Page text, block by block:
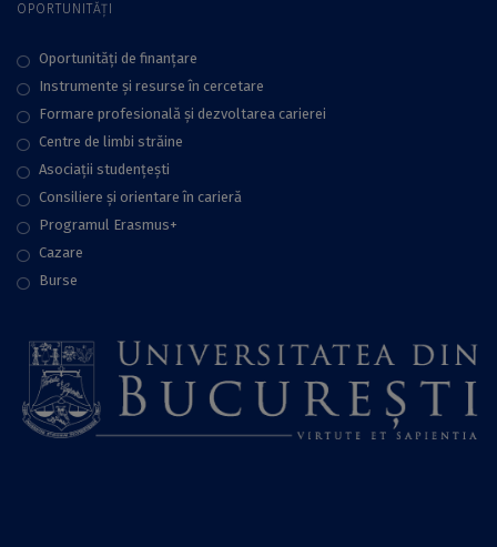
OPORTUNITĂȚI
Oportunități de finanțare
Instrumente și resurse în cercetare
Formare profesională și dezvoltarea carierei
Centre de limbi străine
Asociații studențești
Consiliere şi orientare în carieră
Programul Erasmus+
Cazare
Burse